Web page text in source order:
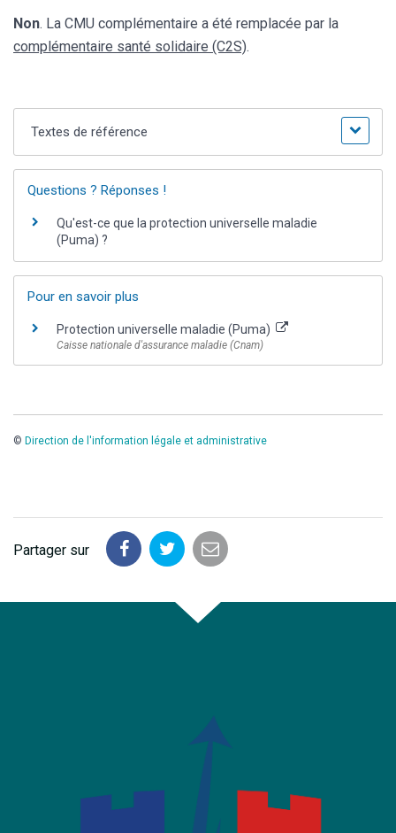
Non. La CMU complémentaire a été remplacée par la
complémentaire santé solidaire (C2S).
Textes de référence
Questions ? Réponses !
Qu'est-ce que la protection universelle maladie
(Puma) ?
Pour en savoir plus
Protection universelle maladie (Puma)
Caisse nationale d'assurance maladie (Cnam)
© Direction de l'information légale et administrative
Partager sur
Partager
Facebook
Partager
Twitter
Partager
email